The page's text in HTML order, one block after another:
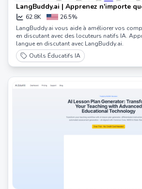
LangBuddy.ai | Apprenez n'importe
discutant
62.8K 26.5%
LangBuddy.ai vous aide à améliorer vos
en discutant avec des locuteurs natifs IA.
langue en discutant avec LangBuddy.ai.
Outils Éducatifs IA